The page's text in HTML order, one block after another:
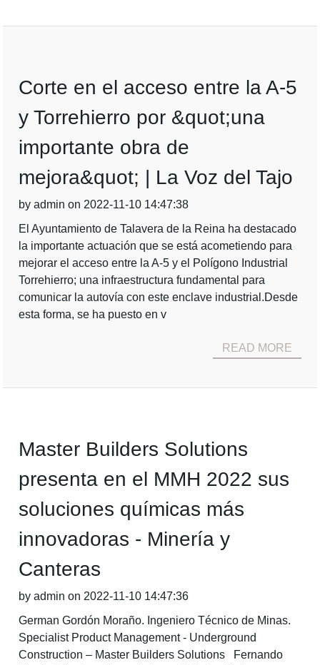
Corte en el acceso entre la A-5
y Torrehierro por &quot;una
importante obra de
mejora&quot; | La Voz del Tajo
by admin on 2022-11-10 14:47:38
El Ayuntamiento de Talavera de la Reina ha destacado
la importante actuación que se está acometiendo para
mejorar el acceso entre la A-5 y el Polígono Industrial
Torrehierro; una infraestructura fundamental para
comunicar la autovía con este enclave industrial.Desde
esta forma, se ha puesto en v
READ MORE
Master Builders Solutions
presenta en el MMH 2022 sus
soluciones químicas más
innovadoras - Minería y
Canteras
by admin on 2022-11-10 14:47:36
German Gordón Moraño. Ingeniero Técnico de Minas.
Specialist Product Management - Underground
Construction – Master Builders Solutions Fernando